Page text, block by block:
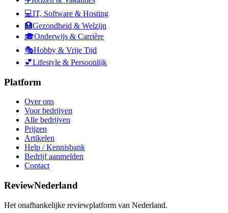
💻IT, Software & Hosting
🏥Gezondheid & Welzijn
🎓Onderwijs & Carrière
🎭Hobby & Vrije Tijd
💕Lifestyle & Persoonlijk
Platform
Over ons
Voor bedrijven
Alle bedrijven
Prijzen
Artikelen
Help / Kennisbank
Bedrijf aanmelden
Contact
ReviewNederland
Het onafhankelijke reviewplatform van Nederland.